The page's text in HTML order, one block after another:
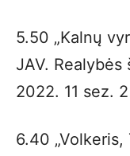
5.50 „Kalnų
JAV.
2022. 11 sez.
6.40 „Volkeris,